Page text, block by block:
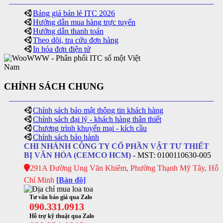
Bảng giá bán lẻ ITC 2026
Hướng dẫn mua hàng trực tuyến
Hướng dẫn thanh toán
Theo dõi, tra cứu đơn hàng
In hóa đơn điện tử
CHÍNH SÁCH CHUNG
Chính sách bảo mật thông tin khách hàng
Chính sách đại lý - khách hàng thân thiết
Chương trình khuyến mại - kích cầu
Chính sách bảo hành
CHI NHÁNH CÔNG TY CỔ PHẦN VẬT TƯ THIẾT
BỊ VĂN HÓA (CEMCO HCM) - MST: 0100110630-005
291A Đường Ung Văn Khiêm, Phường Thạnh Mỹ Tây, Hỗ
Chí Minh [Bản đồ]
Tư vấn báo giá qua Zalo
090.331.0913
Hỗ trợ kỹ thuật qua Zalo